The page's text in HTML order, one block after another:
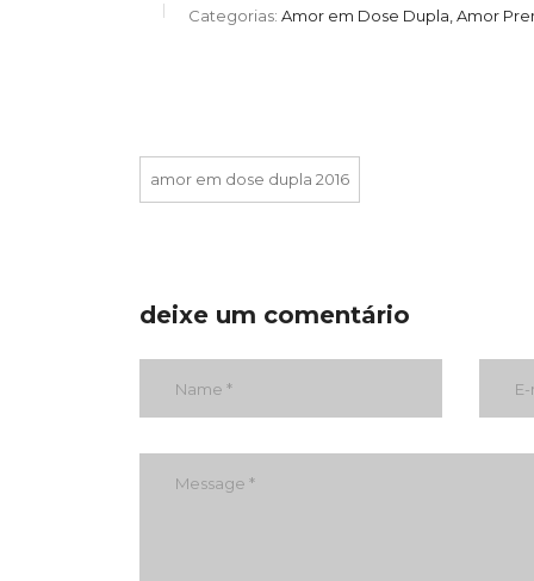
Categorias: Amor em Dose Dupla, Amor
amor em dose dupla 2016
deixe um comentário